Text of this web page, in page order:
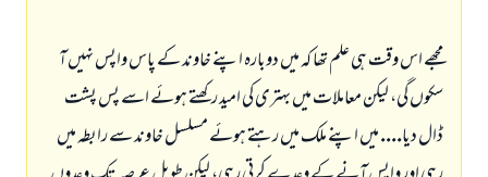
مجھے اس وقت ہى علم تھا كہ ميں دوبارہ اپنے خاوند كے پاس واپس نہيں آ
سكوں گى، ليكن معاملات ميں بہترى كى اميد ركھتے ہوئے اسے پس پشت
ڈال ديا.... ميں اپنے ملك ميں رہتے ہوئے مسلسل خاوند سے رابطہ ميں